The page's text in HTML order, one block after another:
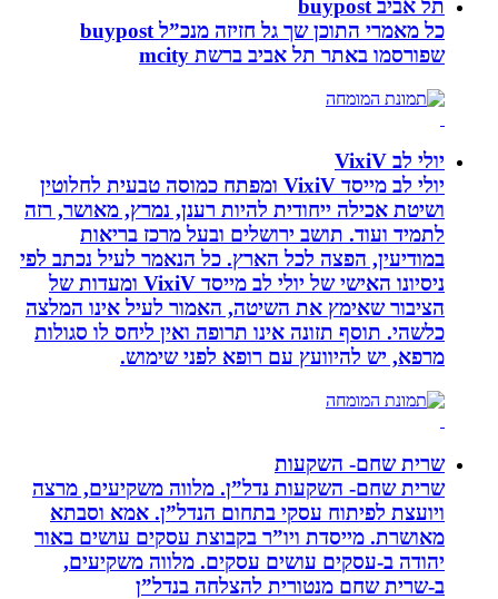
תל אביב buypost
כל מאמרי התוכן שך גל חזיזה מנכ”ל buypost
שפורסמו באתר תל אביב ברשת mcity
יולי לב VixiV
יולי לב מייסד VixiV ומפתח כמוסה טבעית לחלוטין
ושיטת אכילה ייחודית להיות רענן, נמרץ, מאושר, רזה
לתמיד ועוד. תושב ירושלים ובעל מרכז בריאות
במודיעין, הפצה לכל הארץ. כל הנאמר לעיל נכתב לפי
ניסיונו האישי של יולי לב מייסד VixiV ומעדות של
הציבור שאימץ את השיטה, האמור לעיל אינו המלצה
כלשהי. תוסף תזונה אינו תרופה ואין ליחס לו סגולות
מרפא, יש להיוועץ עם רופא לפני שימוש.
שרית שחם- השקעות
שרית שחם- השקעות נדל”ן. מלווה משקיעים, מרצה
ויועצת לפיתוח עסקי בתחום הנדל”ן. אמא וסבתא
מאושרת. ‏מייסדת ויו”ר בקבוצת עסקים עושים באור
יהודה‏ ב-‏עסקים עושים עסקים‏. ‏מלווה משקיעים,
ב-‏שרית שחם מנטורית להצלחה בנדל”ן‏